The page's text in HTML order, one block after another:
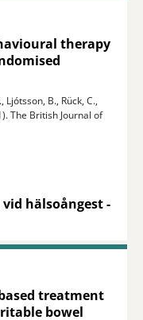
therapy
B., Rück, C.,
The British Journal of
hälsoångest -
treatment
bowel